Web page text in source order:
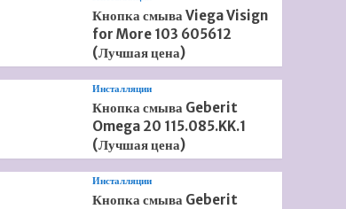
Кнопка смыва Viega Visign
for More 103 605612
(Лучшая цена)
Инсталляции
Кнопка смыва Geberit
Omega 20 115.085.KK.1
(Лучшая цена)
Инсталляции
Кнопка смыва Geberit